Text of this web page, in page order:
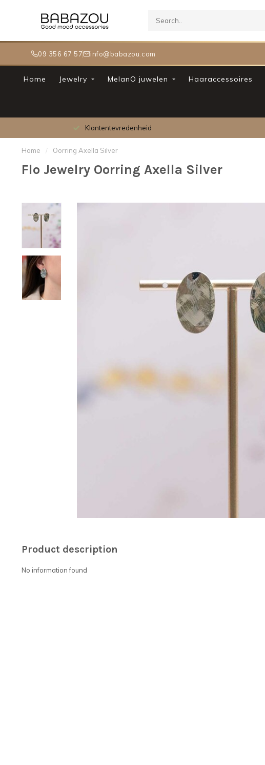
09 356 67 57 info@babazou.com
Home Jewelry MelanO juwelen Haaraccessoires
Klantentevredenheid
Home / Oorring Axella Silver
Flo Jewelry Oorring Axella Silver
Product description
No information found